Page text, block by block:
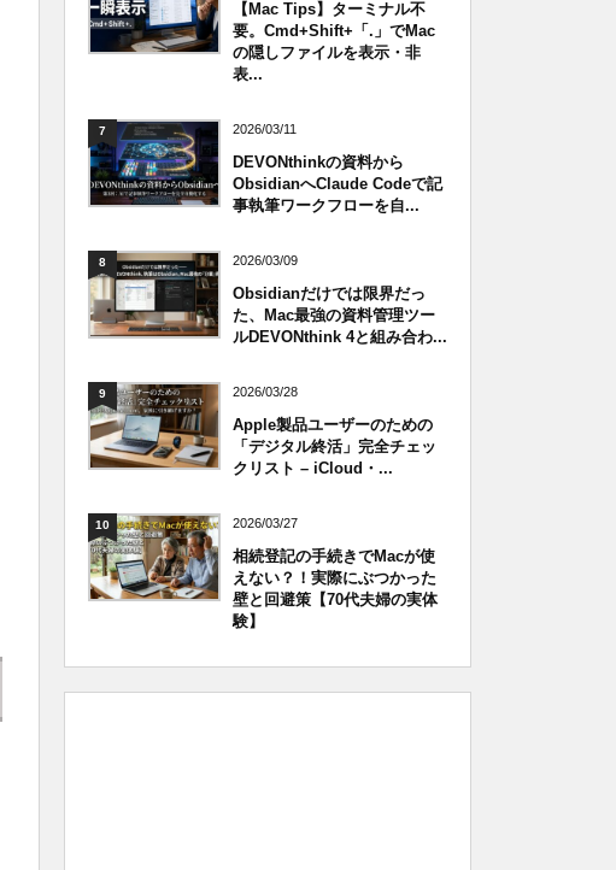
【Mac Tips】ターミナル不
要。Cmd+Shift+「.」でMac
の隠しファイルを表示・非
表...
7 2026/03/11
DEVONthinkの資料から
ObsidianへClaude Codeで記
事執筆ワークフローを自...
8 2026/03/09
Obsidianだけでは限界だっ
た、Mac最強の資料管理ツー
ルDEVONthink 4と組み合わ...
9 2026/03/28
Apple製品ユーザーのための
「デジタル終活」完全チェッ
クリスト – iCloud・...
10 2026/03/27
相続登記の手続きでMacが使
えない？！実際にぶつかった
壁と回避策【70代夫婦の実体
験】